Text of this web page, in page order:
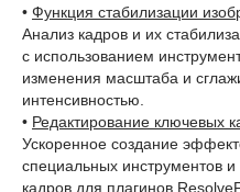
• Функция стабилизации
Анализ кадров и их
с использованием
изменения масштаба и
интенсивностью.
• Редактирование ключевых
Ускоренное создание
специальных инструментов
кадров для плагинов